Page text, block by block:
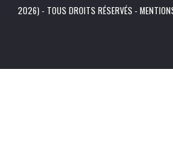
2026) - TOUS DROITS RÉSERVÉS -